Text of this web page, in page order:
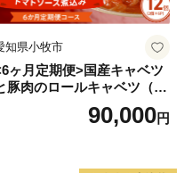
知県小牧市
ヶ月定期便>国産キャベツ
豚肉のロールキャベツ（6P
90,000円